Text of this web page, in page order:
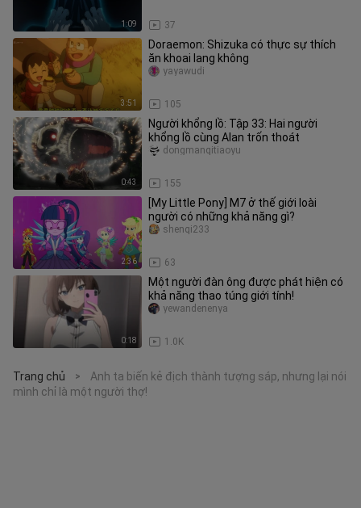
1:09 37
3:51
Doraemon: Shizuka có thực sự thích
ăn khoai lang không
105
yayawudi
0:43
Người khổng lồ: Tập 33: Hai người
khổng lồ cùng Alan trốn thoát
155
dongmanqitiaoyu
2:36
[My Little Pony] M7 ở thế giới loài
người có những khả năng gì?
63
shenqi233
0:18
Một người đàn ông được phát hiện có
khả năng thao túng giới tính!
1.0K
yewandenenya
Trang chủ >
Anh ta biến kẻ địch thành tượng sáp, nhưng lại nói
mình chỉ là một người thợ!